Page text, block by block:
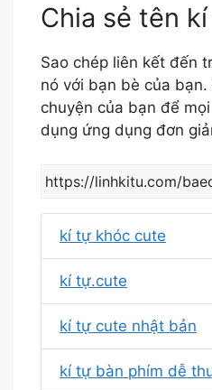
Chia sẻ tên
Sao chép liên kết đến
nó với bạn bè của
chuyện của bạn để
dụng ứng dụng đơn
kí tự khóc cute
kí tự.cute
kí tự cute nhật bản
kí tự bàn phím dễ